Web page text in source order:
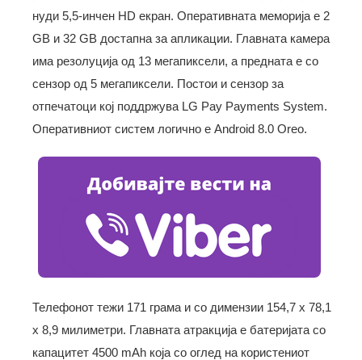
нуди 5,5-инчен HD екран. Оперативната меморија е 2
GB и 32 GB достапна за апликации. Главната камера
има резолуција од 13 мегапиксели, а предната е со
сензор од 5 мегапиксели. Постои и сензор за
отпечатоци кој поддржува LG Pay Payments System.
Оперативниот систем логично е Android 8.0 Oreo.
Телефонот тежи 171 грама и со димензии 154,7 x 78,1
x 8,9 милиметри. Главната атракција е батеријата со
капацитет 4500 mAh која со оглед на користениот